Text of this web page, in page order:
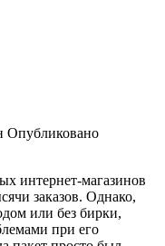
Опубликовано
интернет-магазинов
заказов. Однако,
или без бирки,
при его